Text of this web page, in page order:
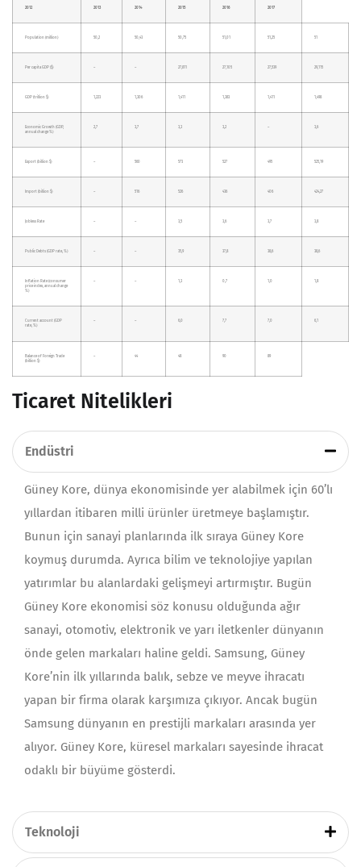
2012 2013 2014 2015 2016 2017
Population (million) 50,2 50,43 50,75 51,01 51,25 51
Per capita GDP ($) – – 27,811 27,105 27,539 29,115
GDP (trillion $) 1,223 1,306 1,411 1,383 1,411 1,498
Economic Growth (GDP,
annual change %)
2,7 3,7 3,3 3,2 – 3,6
Export (billion $) – 560 573 527 495 525,19
Import (billion $) – 516 526 436 406 424,27
Jobless Rate – – 3,5 3,6 3,7 3,8
Public Debts (GDP rate, %) – – 35,9 37,8 38,6 38,6
Inflation Rate (consumer
price index, annual change
%)
– – 1,3 0,7 1,0 1,8
Current account (GDP
rate, %)
– – 6,0 7,7 7,0 6,1
Balance of Foreign Trade
(billion $)
– 44 48 90 89
Ticaret Nitelikleri
Endüstri
Güney Kore, dünya ekonomisinde yer alabilmek için 60’lı
yıllardan itibaren milli ürünler üretmeye başlamıştır.
Bunun için sanayi planlarında ilk sıraya Güney Kore
koymuş durumda. Ayrıca bilim ve teknolojiye yapılan
yatırımlar bu alanlardaki gelişmeyi artırmıştır. Bugün
Güney Kore ekonomisi söz konusu olduğunda ağır
sanayi, otomotiv, elektronik ve yarı iletkenler dünyanın
önde gelen markaları haline geldi. Samsung, Güney
Kore’nin ilk yıllarında balık, sebze ve meyve ihracatı
yapan bir firma olarak karşımıza çıkıyor. Ancak bugün
Samsung dünyanın en prestijli markaları arasında yer
alıyor. Güney Kore, küresel markaları sayesinde ihracat
odaklı bir büyüme gösterdi.
Teknoloji